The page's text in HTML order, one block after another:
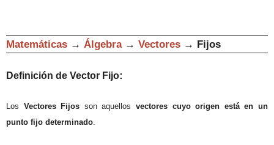
Matemáticas → Álgebra → Vectores → Fijos
Definición de Vector Fijo:
Los Vectores Fijos son aquellosvectores cuyo origen está en un
punto fijo determinado.